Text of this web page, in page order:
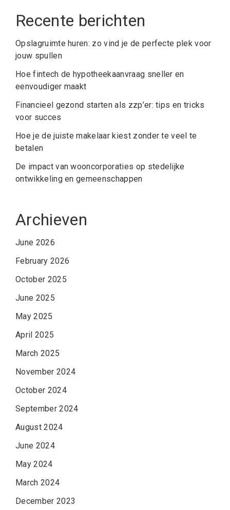
Recente berichten
Opslagruimte huren: zo vind je de perfecte plek voor
jouw spullen
Hoe fintech de hypotheekaanvraag sneller en
eenvoudiger maakt
Financieel gezond starten als zzp’er: tips en tricks
voor succes
Hoe je de juiste makelaar kiest zonder te veel te
betalen
De impact van wooncorporaties op stedelijke
ontwikkeling en gemeenschappen
Archieven
June 2026
February 2026
October 2025
June 2025
May 2025
April 2025
March 2025
November 2024
October 2024
September 2024
August 2024
June 2024
May 2024
March 2024
December 2023